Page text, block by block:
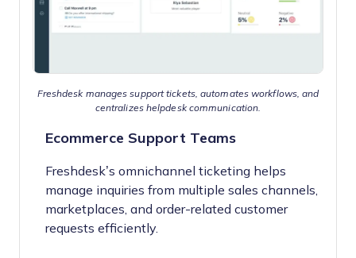
Freshdesk manages support tickets, automates workflows, and
centralizes helpdesk communication.
Ecommerce Support Teams
Freshdesk’s omnichannel ticketing helps
manage inquiries from multiple sales channels,
marketplaces, and order-related customer
requests efficiently.